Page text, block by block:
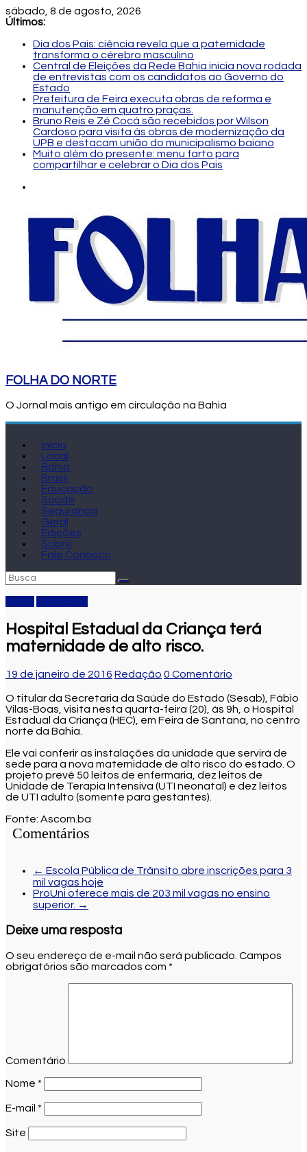
sábado, 8 de agosto, 2026
Últimos:
Dia dos Pais: ciência revela que a paternidade
transforma o cérebro masculino
Central de Eleições da Rede Bahia inicia nova rodada
de entrevistas com os candidatos ao Governo do
Estado
Prefeitura de Feira executa obras de reforma e
manutenção em quatro praças.
Bruno Reis e Zé Cocá são recebidos por Wilson
Cardoso para visita às obras de modernização da
UPB e destacam união do municipalismo baiano
Muito além do presente: menu farto para
compartilhar e celebrar o Dia dos Pais
FOLHA DO NORTE
O Jornal mais antigo em circulação na Bahia
Início
Local
Bahia
Brasil
Educação
Saúde
Segurança
Geral
Edições
Sobre
Fale Conosco
Hospital Estadual da Criança terá
maternidade de alto risco.
19 de janeiro de 2016 Redação 0 Comentário
O titular da Secretaria da Saúde do Estado (Sesab), Fábio
Vilas-Boas, visita nesta quarta-feira (20), às 9h, o Hospital
Estadual da Criança (HEC), em Feira de Santana, no centro
norte da Bahia.
Ele vai conferir as instalações da unidade que servirá de
sede para a nova maternidade de alto risco do estado. O
projeto prevê 50 leitos de enfermaria, dez leitos de
Unidade de Terapia Intensiva (UTI neonatal) e dez leitos
de UTI adulto (somente para gestantes).
Fonte: Ascom.ba
Comentários
← Escola Pública de Trânsito abre inscrições para 3
mil vagas hoje
ProUni oferece mais de 203 mil vagas no ensino
superior. →
Deixe uma resposta
O seu endereço de e-mail não será publicado. Campos
obrigatórios são marcados com *
Comentário
Nome *
E-mail *
Site